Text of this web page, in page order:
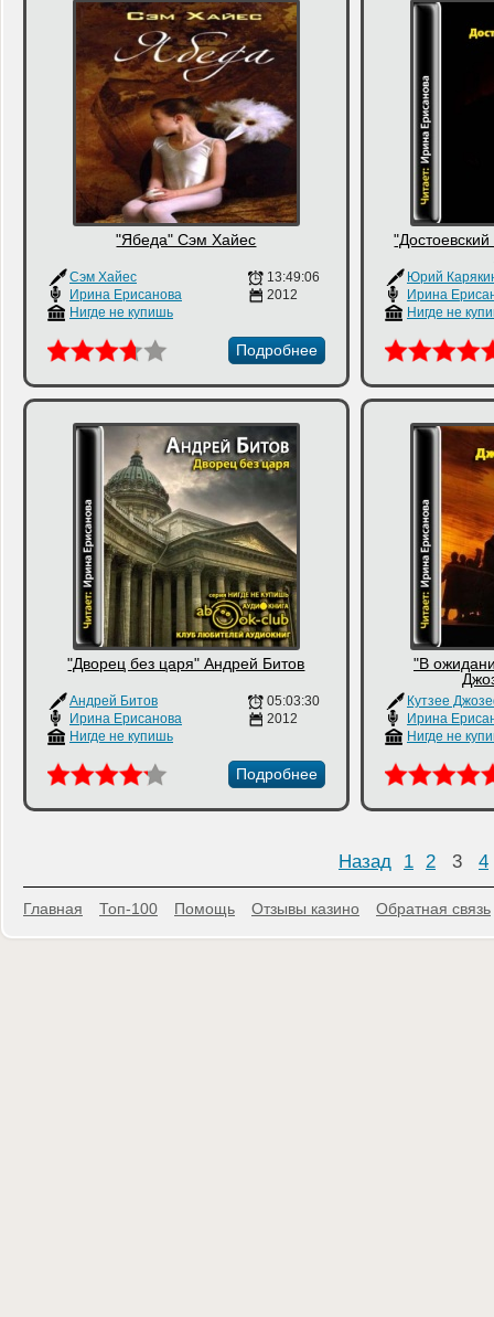
"Ябеда" Сэм Хайес
Сэм Хайес
Ирина Ерисанова
Нигде не купишь
13:49:06
2012
Подробнее
Юрий
Ирина
Нигде не
"Дворец без царя" Андрей Битов
Андрей Битов
Ирина Ерисанова
Нигде не купишь
05:03:30
2012
Подробнее
"В
Ирина
Нигде не
Назад 1 2 3 4
Главная Топ-100 Помощь Отзывы казино Обратная связь